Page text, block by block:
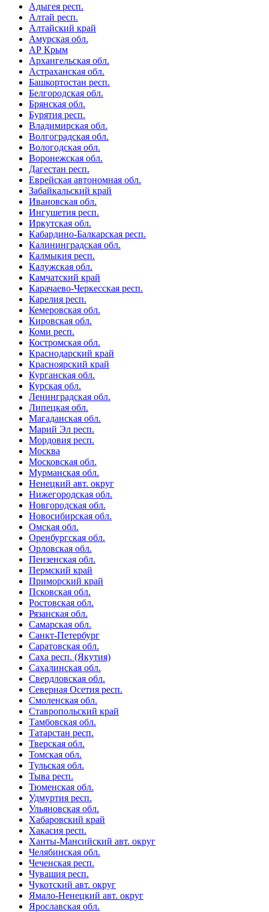
Адыгея респ.
Алтай респ.
Алтайский край
Амурская обл.
АР Крым
Архангельская обл.
Астраханская обл.
Башкортостан респ.
Белгородская обл.
Брянская обл.
Бурятия респ.
Владимирская обл.
Волгоградская обл.
Вологодская обл.
Воронежская обл.
Дагестан респ.
Еврейская автономная обл.
Забайкальский край
Ивановская обл.
Ингушетия респ.
Иркутская обл.
Кабардино-Балкарская респ.
Калининградская обл.
Калмыкия респ.
Калужская обл.
Камчатский край
Карачаево-Черкесская респ.
Карелия респ.
Кемеровская обл.
Кировская обл.
Коми респ.
Костромская обл.
Краснодарский край
Красноярский край
Курганская обл.
Курская обл.
Ленинградская обл.
Липецкая обл.
Магаданская обл.
Марий Эл респ.
Мордовия респ.
Москва
Московская обл.
Мурманская обл.
Ненецкий авт. округ
Нижегородская обл.
Новгородская обл.
Новосибирская обл.
Омская обл.
Оренбургская обл.
Орловская обл.
Пензенская обл.
Пермский край
Приморский край
Псковская обл.
Ростовская обл.
Рязанская обл.
Самарская обл.
Санкт-Петербург
Саратовская обл.
Саха респ. (Якутия)
Сахалинская обл.
Свердловская обл.
Северная Осетия респ.
Смоленская обл.
Ставропольский край
Тамбовская обл.
Татарстан респ.
Тверская обл.
Томская обл.
Тульская обл.
Тыва респ.
Тюменская обл.
Удмуртия респ.
Ульяновская обл.
Хабаровский край
Хакасия респ.
Ханты-Мансийский авт. округ
Челябинская обл.
Чеченская респ.
Чувашия респ.
Чукотский авт. округ
Ямало-Ненецкий авт. округ
Ярославская обл.